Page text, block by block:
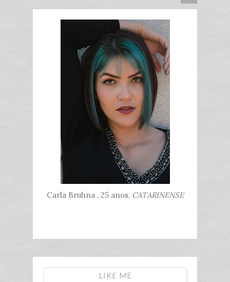
Carla Bruhna , 25 anos,CATARINENSE
LIKE ME